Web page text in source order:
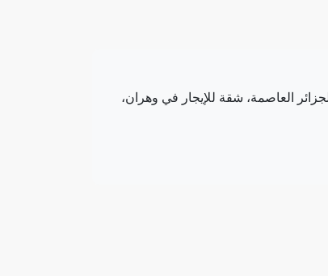
كنت تبحث عن سيارة مستعملة في الجزائر العاصمة، شقة للإيجار في وهران،